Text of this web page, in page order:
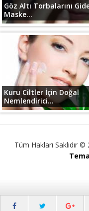
Göz Altı Torbalarını
Maske...
Kuru Ciltler İçin Doğal
Nemlendirici...
Tüm Hakları Saklıdır ©
Tema